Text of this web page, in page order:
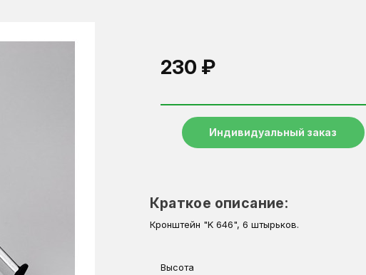
230 ₽
Индивидуальный заказ
Краткое описание:
Кронштейн "K 646", 6 штырьков.
Высота